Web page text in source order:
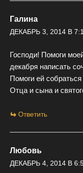
Галина
ДЕКАБРЬ 3, 2014 В
Господи! Помоги
декабря написать
Помоги ей
Отца и сына и
Ответить
Любовь
ДЕКАБРЬ 4, 2014 В